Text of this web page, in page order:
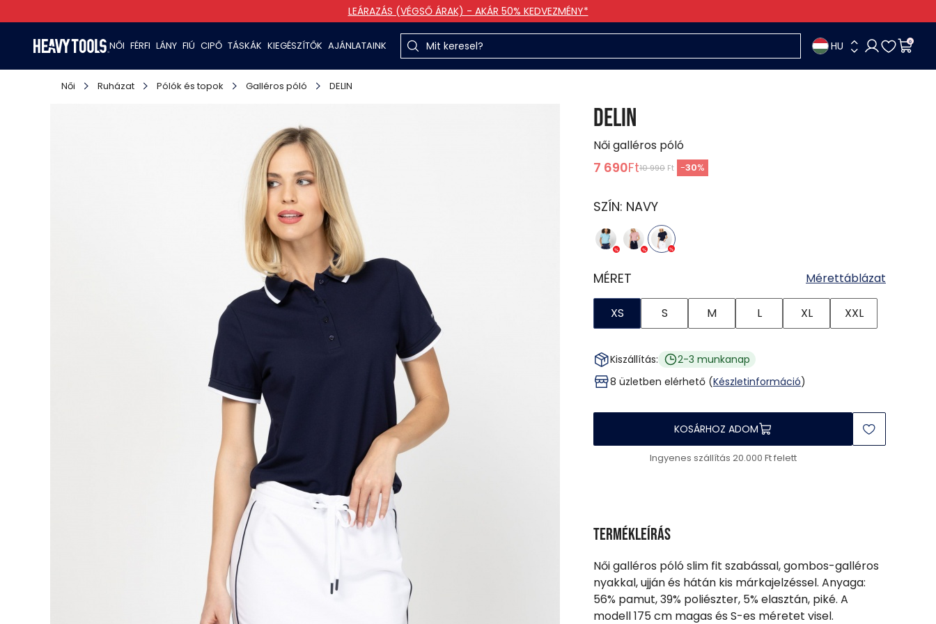
LEÁRAZÁS (VÉGSŐ ÁRAK) - AKÁR 50% KEDVEZMÉNY*
NŐI FÉRFI LÁNY FIÚ CIPŐ TÁSKÁK KIEGÉSZÍTŐK AJÁNLATAINK HU 0
Női Ruházat Pólók és topok Galléros póló DELIN
DELIN
Női galléros póló
7 690Ft10 990 Ft -30%
SZÍN: NAVY
MÉRET Mérettáblázat
XS S M L XL XXL
Kiszállítás:
2-3 munkanap
8 üzletben elérhető (Készletinformáció)
KOSÁRHOZ ADOM
Ingyenes szállítás 20.000 Ft felett
Termékleírás
Női galléros póló slim fit szabással, gombos-galléros
nyakkal, ujján és hátán kis márkajelzéssel. Anyaga:
56% pamut, 39% poliészter, 5% elasztán, piké. A
modell 175 cm magas és S-es méretet visel.